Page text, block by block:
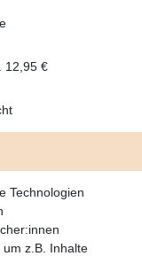
12,95 €
Technologien
z.B. Inhalte